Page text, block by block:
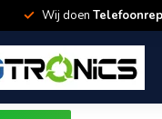
Wij doen